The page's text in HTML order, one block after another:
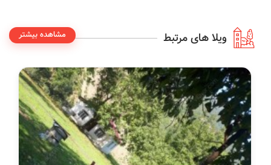
ویلا های مرتبط مشاهده بیشتر